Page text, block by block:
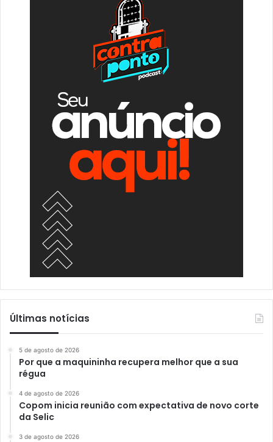
Últimas notícias
5 de agosto de 2026
Por que a maquininha recupera melhor que a sua
régua
4 de agosto de 2026
Copom inicia reunião com expectativa de novo corte
da Selic
3 de agosto de 2026